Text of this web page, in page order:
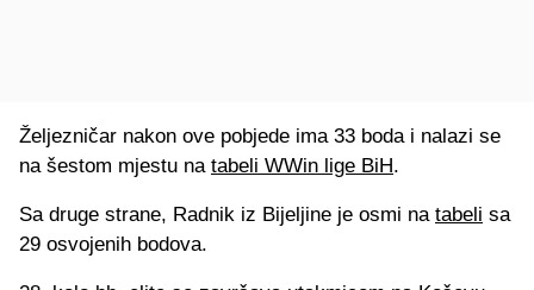
Željezničar nakon ove pobjede ima 33 boda i nalazi se
na šestom mjestu na tabeli WWin lige BiH.
Sa druge strane, Radnik iz Bijeljine je osmi na tabeli sa
29 osvojenih bodova.